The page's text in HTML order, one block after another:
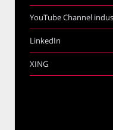
YouTube Channel
LinkedIn
XING